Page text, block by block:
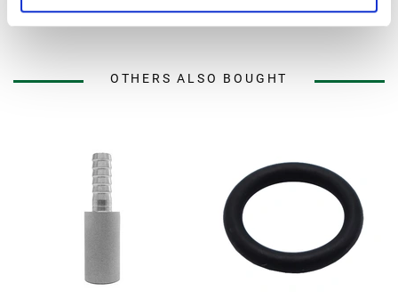
11821 nkr
OTHERS ALSO BOUGHT